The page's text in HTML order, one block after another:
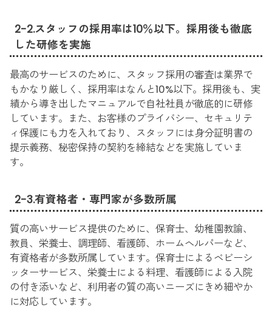
2-2.スタッフの採用率は10％以下。採用後も徹底
した研修を実施
最高のサービスのために、スタッフ採用の審査は業界で
もかなり厳しく、採用率はなんと10%以下。採用後も、実
績から導き出したマニュアルで自社社員が徹底的に研修
しています。また、お客様のプライバシー、セキュリテ
ィ保護にも力を入れており、スタッフには身分証明書の
提示義務、秘密保持の契約を締結などを実施していま
す。
2-3.有資格者・専門家が多数所属
質の高いサービス提供のために、保育士、幼稚園教諭、
教員、栄養士、調理師、看護師、ホームヘルパーなど、
有資格者が多数所属しています。保育士によるベビーシ
ッターサービス、栄養士による料理、看護師による入院
の付き添いなど、利用者の質の高いニーズにきめ細やか
に対応しています。